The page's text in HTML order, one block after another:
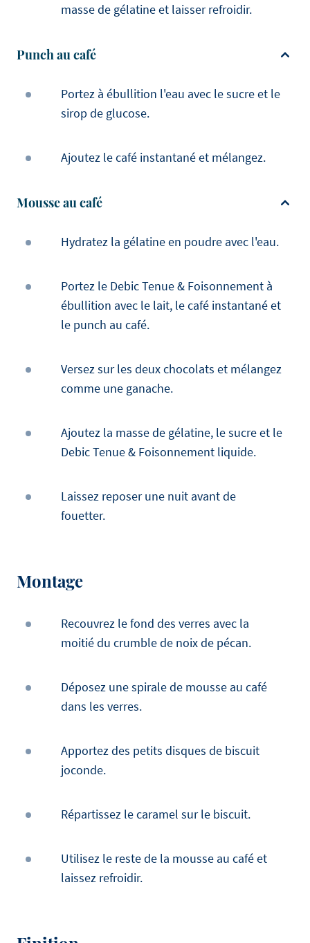
masse de gélatine et laisser refroidir.
Punch au café
Portez à ébullition l'eau avec le sucre et le
sirop de glucose.
Ajoutez le café instantané et mélangez.
Mousse au café
Hydratez la gélatine en poudre avec l'eau.
Portez le Debic Tenue & Foisonnement à
ébullition avec le lait, le café instantané et
le punch au café.
Versez sur les deux chocolats et mélangez
comme une ganache.
Ajoutez la masse de gélatine, le sucre et le
Debic Tenue & Foisonnement liquide.
Laissez reposer une nuit avant de
fouetter.
Montage
Recouvrez le fond des verres avec la
moitié du crumble de noix de pécan.
Déposez une spirale de mousse au café
dans les verres.
Apportez des petits disques de biscuit
joconde.
Répartissez le caramel sur le biscuit.
Utilisez le reste de la mousse au café et
laissez refroidir.